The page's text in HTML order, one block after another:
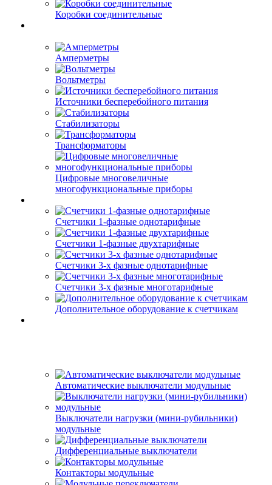
Коробки соединительные
Амперметры
Вольтметры
Источники бесперебойного питания
Стабилизаторы
Трансформаторы
Цифровые многовеличные
многофункциональные приборы
Счетчики 1-фазные однотарифные
Счетчики 1-фазные двухтарифные
Счетчики 3-х фазные однотарифные
Счетчики 3-х фазные многотарифные
Дополнительное оборудование к счетчикам
Автоматические выключатели модульные
Выключатели нагрузки (мини-рубильники)
модульные
Дифференциальные выключатели
Контакторы модульные